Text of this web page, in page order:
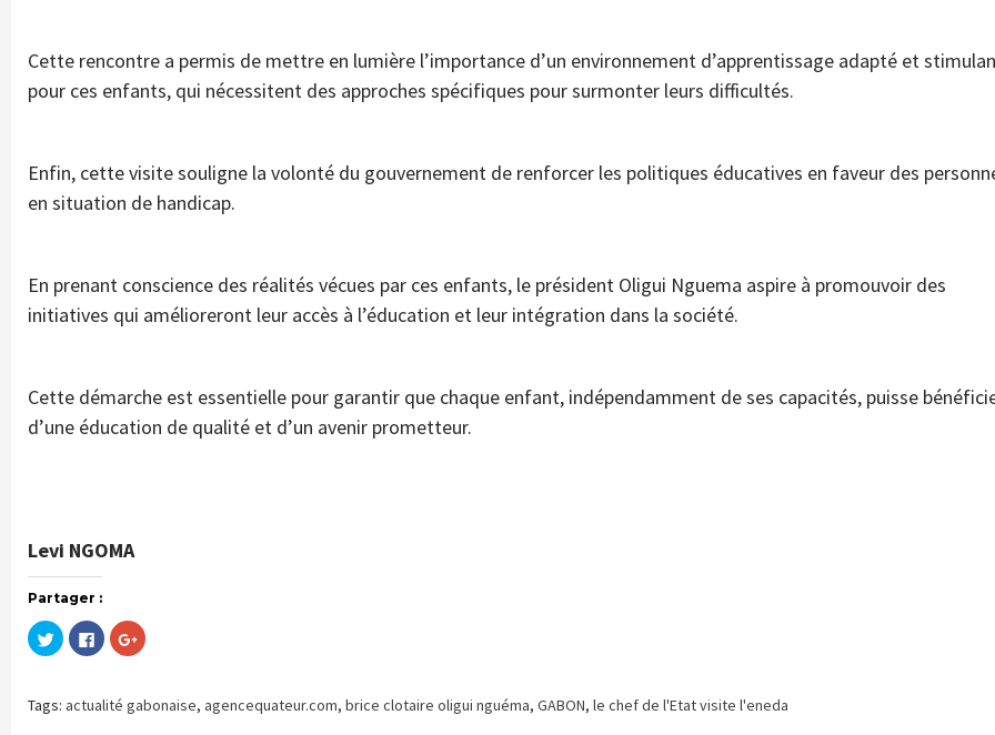
Cette rencontre a permis de mettre en lumière l’importance d’un environnement d’apprentissage adapté et
pour ces enfants, qui nécessitent des approches spécifiques pour surmonter leurs difficultés.
Enfin, cette visite souligne la volonté du gouvernement de renforcer les politiques éducatives en faveur des
en situation de handicap.
En prenant conscience des réalités vécues par ces enfants, le président Oligui Nguema aspire à promouvoir des
initiatives qui amélioreront leur accès à l’éducation et leur intégration dans la société.
Cette démarche est essentielle pour garantir que chaque enfant, indépendamment de ses capacités, puisse
d’une éducation de qualité et d’un avenir prometteur.
Levi NGOMA
Partager :
Cliquez
pour
partager
dans
une
Cliquez
pour
partager
dans
une
Cliquez
pour
(ouvre
dans
Tags: actualité gabonaise, agencequateur.com, brice clotaire oligui nguéma, GABON, le chef de l'Etat visite l'eneda